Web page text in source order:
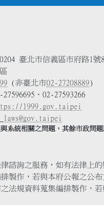
臺北市信義區市府路1號
(非臺北市02-27208889)
27596695、02-27593266
1999.gov.taipei
系統相關之問題，其餘市政問
諮詢之服務，如有法律上
製作，若與本府公報之公
法規資料蒐集編排製作，